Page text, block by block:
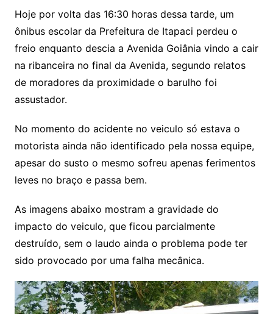
Hoje por volta das 16:30 horas dessa tarde, um
ônibus escolar da Prefeitura de Itapaci perdeu o
freio enquanto descia a Avenida Goiânia vindo a cair
na ribanceira no final da Avenida, segundo relatos
de moradores da proximidade o barulho foi
assustador.
No momento do acidente no veiculo só estava o
motorista ainda não identificado pela nossa equipe,
apesar do susto o mesmo sofreu apenas ferimentos
leves no braço e passa bem.
As imagens abaixo mostram a gravidade do
impacto do veiculo, que ficou parcialmente
destruído, sem o laudo ainda o problema pode ter
sido provocado por uma falha mecânica.